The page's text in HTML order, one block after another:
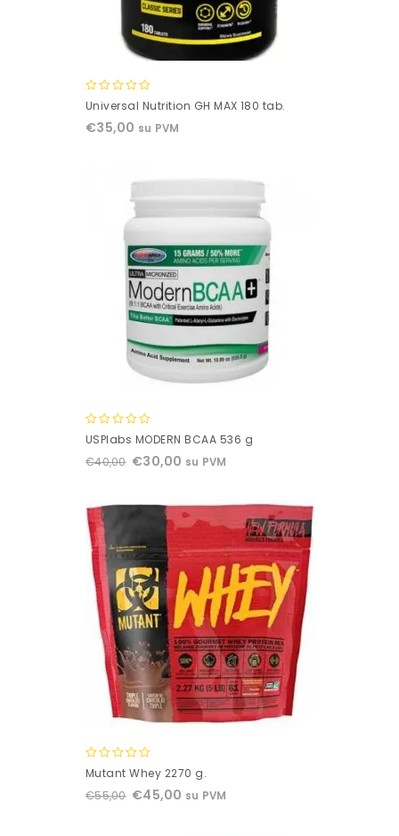
0
of
Universal Nutrition GH MAX 180 tab.
€35,00 su PVM
0
of
USPlabs MODERN BCAA 536 g
€40,00 €30,00 su PVM
0
of
Mutant Whey 2270 g.
€55,00 €45,00 su PVM